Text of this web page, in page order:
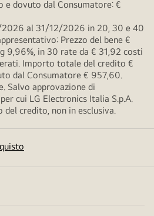
dovuto dal Consumatore: €
al 31/12/2026 in 20, 30 e 40
Prezzo del bene €
9,96%, in 30 rate da € 31,92 costi
Importo totale del credito €
dal Consumatore € 957,60.
Salvo approvazione di
cui LG Electronics Italia S.p.A.
credito, non in esclusiva.